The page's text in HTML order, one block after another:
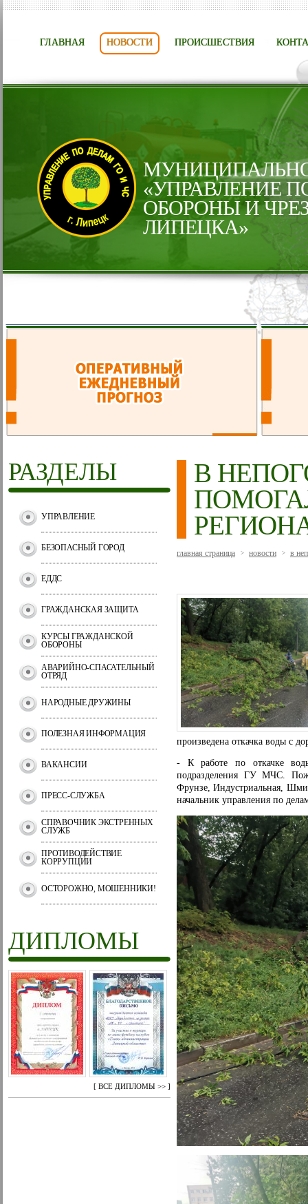
ГЛАВНАЯ НОВОСТИ ПРОИСШЕСТВИЯ
«УПРАВЛЕНИЕ
ОБОРОНЫ И
ЛИПЕЦКА»
РАЗДЕЛЫ
УПРАВЛЕНИЕ
БЕЗОПАСНЫЙ ГОРОД
ЕДДС
ГРАЖДАНСКАЯ ЗАЩИТА
КУРСЫ ГРАЖДАНСКОЙ
ОБОРОНЫ
АВАРИЙНО-СПАСАТЕЛЬНЫЙ
ОТРЯД
НАРОДНЫЕ ДРУЖИНЫ
ПОЛЕЗНАЯ ИНФОРМАЦИЯ
ВАКАНСИИ
ПРЕСС-СЛУЖБА
СПРАВОЧНИК ЭКСТРЕННЫХ
СЛУЖБ
ПРОТИВОДЕЙСТВИЕ
КОРРУПЦИИ
ОСТОРОЖНО, МОШЕННИКИ!
ДИПЛОМЫ
[ ВСЕ ДИПЛОМЫ >> ]
В
главная страница > новости > в
произведена откачка воды с
- К работе по откачке
подразделения ГУ МЧС.
Фрунзе, Индустриальная,
начальник управления по